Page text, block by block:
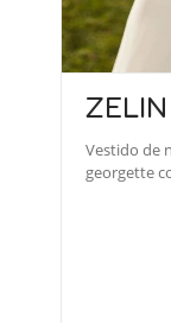
Vestido de
georgette